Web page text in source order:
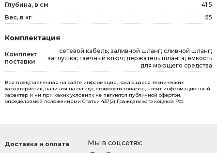
Глубина, в см
41.5
Вес, в кг
55
Комплектация
Комплект
поставки
сетевой кабель; заливной шланг; сливной шланг;
заглушка; гаечный ключ; держатель шланга; емкость
для моющего средства
Вся представленная на сайте информация, касающаяся технических
характеристик, наличия на складе, стоимости товаров, носит информационный
характер и ни при каких условиях не является публичной офертой,
определяемой положениями Статьи 437(2) Гражданского кодекса РФ.
Мы в соцсетях:
Доставка и оплата